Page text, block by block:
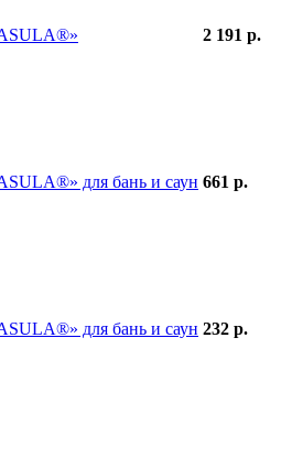
2 191 р.
для бань и саун 661 р.
для бань и саун 232 р.